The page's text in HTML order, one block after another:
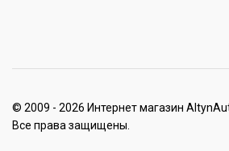
© 2009 - 2026 Интернет магазин
Все права защищены.